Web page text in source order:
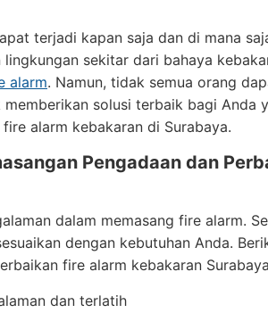
terjadi kapan saja dan di mana
sekitar dari bahaya
alarm. Namun, tidak semua orang
solusi terbaik bagi Anda
alarm kebakaran di Surabaya.
Pengadaan dan
dalam memasang fire alarm.
dengan kebutuhan Anda.
fire alarm kebakaran
dan terlatih